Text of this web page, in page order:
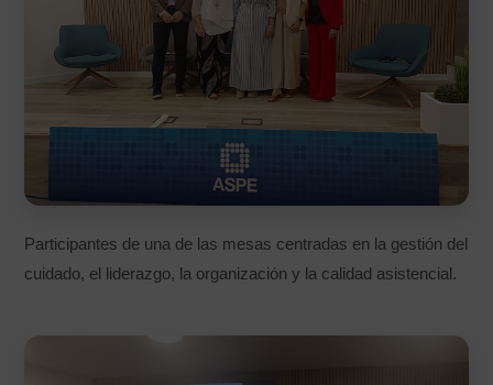
Participantes de una de las mesas centradas en la gestión del
cuidado, el liderazgo, la organización y la calidad asistencial.
CONDICIONES DE CONTRATACIÓN